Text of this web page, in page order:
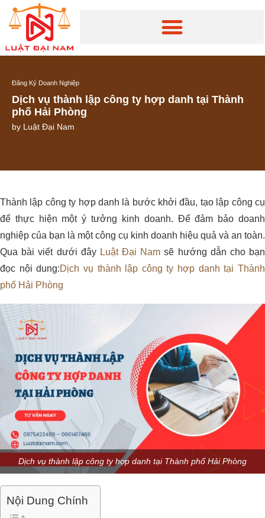
Đăng Ký Doanh Nghiệp
Dịch vụ thành lập công ty hợp danh tại Thành
phố Hải Phòng
by Luật Đại Nam
Thành lập công ty hợp danh là bước khởi đầu, tạo lập công cụ
để thực hiện một ý tưởng kinh doanh. Để đảm bảo doanh
nghiệp của bạn là một công cụ kinh doanh hiệu quả và an toàn.
Qua bài viết dưới đây Luật Đại Nam sẽ hướng dẫn cho bạn
đọc nội dung:Dịch vụ thành lập công ty hợp danh tại Thành
phố Hải Phòng
Dịch vụ thành lập công ty hợp danh tại Thành phố Hải Phòng
Nội Dung Chính